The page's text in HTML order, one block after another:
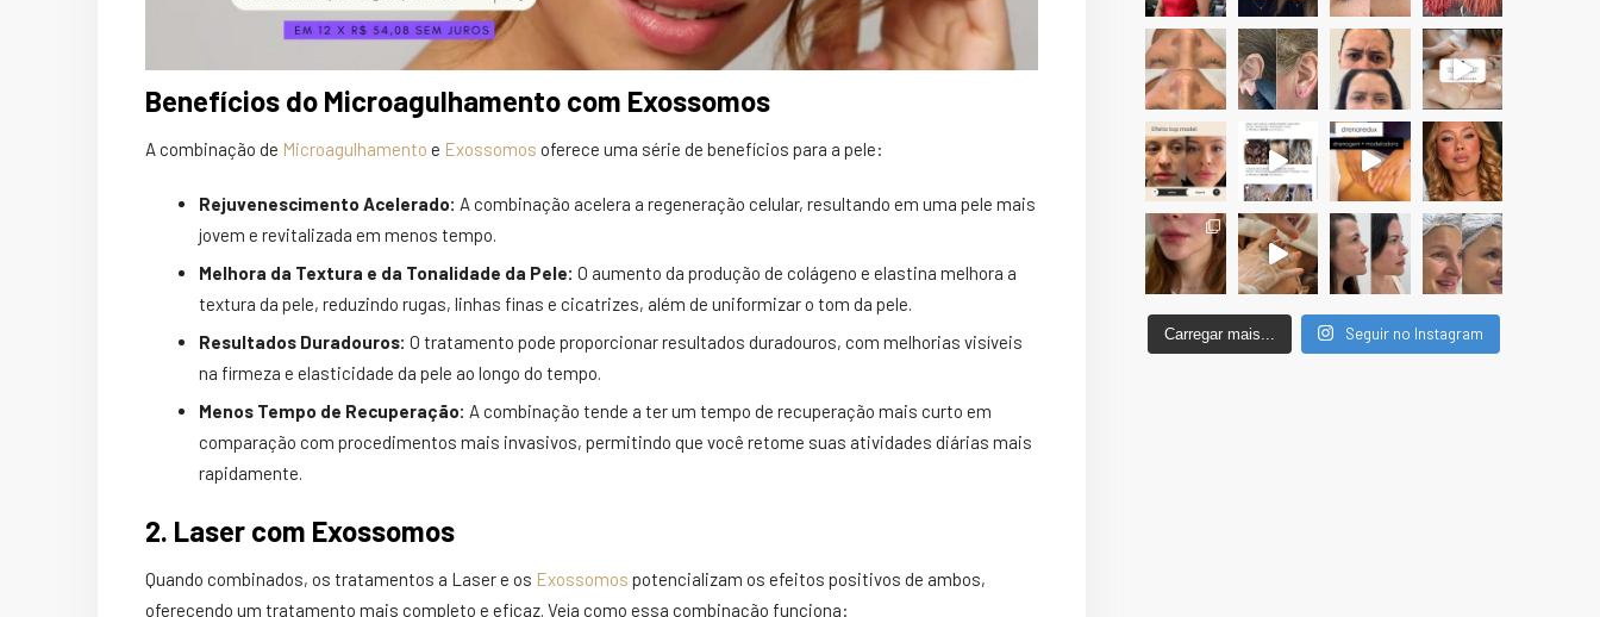
Benefícios do Microagulhamento com Exossomos
A combinação de Microagulhamento e Exossomos oferece uma série de benefícios para a pele:
Rejuvenescimento Acelerado: A combinação acelera a regeneração celular, resultando em uma pele mais
jovem e revitalizada em menos tempo.
Melhora da Textura e da Tonalidade da Pele: O aumento da produção de colágeno e elastina melhora a
textura da pele, reduzindo rugas, linhas finas e cicatrizes, além de uniformizar o tom da pele.
Resultados Duradouros: O tratamento pode proporcionar resultados duradouros, com melhorias visíveis
na firmeza e elasticidade da pele ao longo do tempo.
Menos Tempo de Recuperação: A combinação tende a ter um tempo de recuperação mais curto em
comparação com procedimentos mais invasivos, permitindo que você retome suas atividades diárias mais
rapidamente.
2. Laser com Exossomos
Quando combinados, os tratamentos a Laser e os Exossomos potencializam os efeitos positivos de ambos,
oferecendo um tratamento mais completo e eficaz. Veja como essa combinação funciona:
Carregar mais... Seguir no Instagram